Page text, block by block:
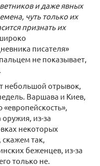
и даже явных
чуть только их
признать их
писателя»
не показывает,
небольшой отрывок,
Варшава и Киев,
оружия, из-за
некоторых
скажем так,
беженцев, из-за
только не.